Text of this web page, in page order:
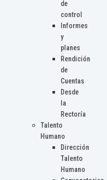
de
control
Informes
y
planes
Rendición
de
Cuentas
Desde
la
Rectoría
Talento
Humano
Dirección
Talento
Humano